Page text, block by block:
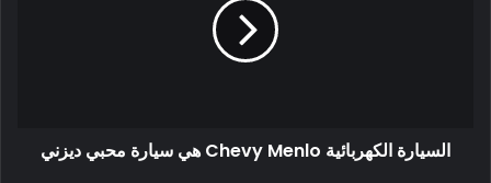
الحظ ، يبدو التصميم المقدم لطيفًا مقارنة بالمصابيح المفاهيمية
السيارة الكهربائية Chevy Menlo هي سيارة محبي ديزني